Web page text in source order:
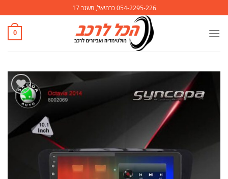
054-2295-226 כרמיאל, משגב 17
0
הוסף
המשאלות